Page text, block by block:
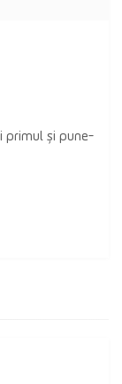
primul și pune-